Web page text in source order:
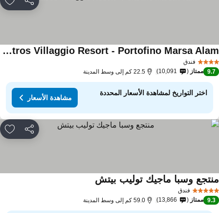
مشاركة
فندق
Pickalbatros Villaggio Resort - Portofino Marsa Alam
9.7 ممتاز 10,091 22.5 كم إلى وسط المدينة
اختر التواريخ لمشاهدة الأسعار المحددة
مشاهدة الأسعار
مشاركة
فندق
وسبا ماجيك توليب بيتش
9.3 ممتاز 13,866 59.0 كم إلى وسط المدينة